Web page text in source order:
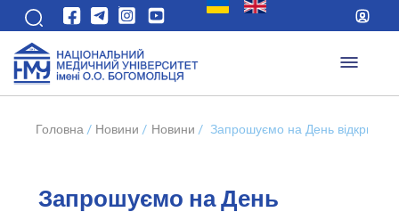
Головна / Новини / Новини / Запрошуємо на День
Запрошуємо на День